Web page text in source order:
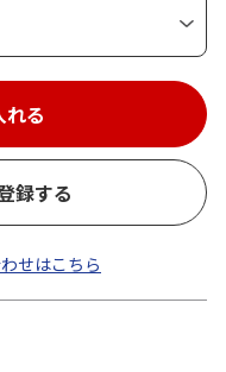
れる
録する
せはこちら